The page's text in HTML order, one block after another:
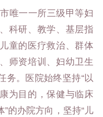
唯一一所三级甲等妇
科研、教学、基层指
童的医疗救治、群体
师资培训、妇幼卫生
务。医院始终坚持“以
为目的，保健与临床
的办院方向，坚持“儿